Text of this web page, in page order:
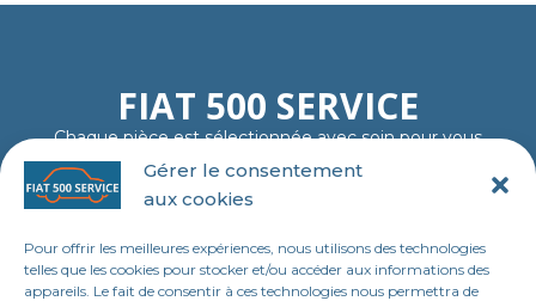
Gérer le consentement
aux cookies
Pour offrir les meilleures expériences, nous utilisons des technologies
telles que les cookies pour stocker et/ou accéder aux informations des
appareils. Le fait de consentir à ces technologies nous permettra de
FIAT 500 SERVICE
Chaque pièce est sélectionnée avec soin pour vous
garantir fiabilité, authenticité et plaisir de rouler…
comme au premier jour.
06 11 23 40 18
MENU